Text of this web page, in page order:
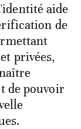
aide
de
privées,
de pouvoir